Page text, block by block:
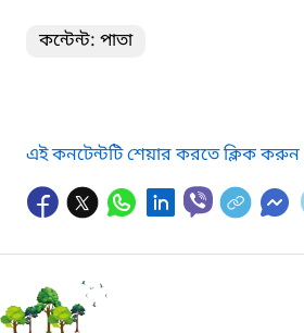
কন্টেন্ট: পাতা
এই কনটেন্টটি শেয়ার করতে ক্লিক করুন